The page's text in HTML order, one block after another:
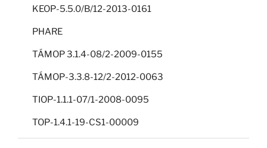
KEOP-5.5.0/B/12-2013-0161
PHARE
TÁMOP 3.1.4-08/2-2009-0155
TÁMOP-3.3.8-12/2-2012-0063
TIOP-1.1.1-07/1-2008-0095
TOP-1.4.1-19-CS1-00009